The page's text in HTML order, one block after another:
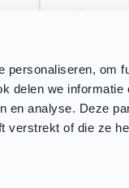
personaliseren, om
delen we
analyse. Deze
verstrekt of die ze
direct